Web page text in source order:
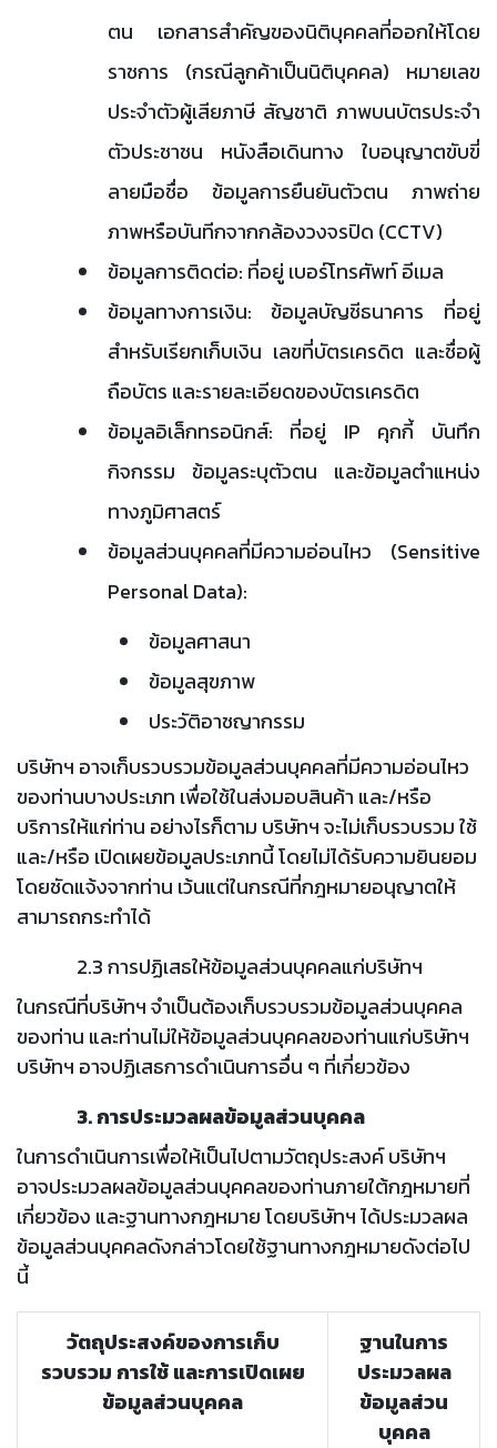
ตน เอกสารสำคัญของนิติบุคคลที่ออกให้โดย
ราชการ (กรณีลูกค้าเป็นนิติบุคคล) หมายเลข
ประจำตัวผู้เสียภาษี สัญชาติ ภาพบนบัตรประจำ
ตัวประชาชน หนังสือเดินทาง ใบอนุญาตขับขี่
ลายมือชื่อ ข้อมูลการยืนยันตัวตน ภาพถ่าย
ภาพหรือบันทีกจากกล้องวงจรปิด (CCTV)
ข้อมูลการติดต่อ: ที่อยู่ เบอร์โทรศัพท์ อีเมล
ข้อมูลทางการเงิน: ข้อมูลบัญชีธนาคาร ที่อยู่
สำหรับเรียกเก็บเงิน เลขที่บัตรเครดิต และชื่อผู้
ถือบัตร และรายละเอียดของบัตรเครดิต
ข้อมูลอิเล็กทรอนิกส์: ที่อยู่ IP คุกกี้ บันทึก
กิจกรรม ข้อมูลระบุตัวตน และข้อมูลตำแหน่ง
ทางภูมิศาสตร์
ข้อมูลส่วนบุคคลที่มีความอ่อนไหว (Sensitive
Personal Data):
ข้อมูลศาสนา
ข้อมูลสุขภาพ
ประวัติอาชญากรรม
บริษัทฯ อาจเก็บรวบรวมข้อมูลส่วนบุคคลที่มีความอ่อนไหว
ของท่านบางประเภท เพื่อใช้ในส่งมอบสินค้า และ/หรือ
บริการให้แก่ท่าน อย่างไรก็ตาม บริษัทฯ จะไม่เก็บรวบรวม ใช้
และ/หรือ เปิดเผยข้อมูลประเภทนี้ โดยไม่ได้รับความยินยอม
โดยชัดแจ้งจากท่าน เว้นแต่ในกรณีที่กฎหมายอนุญาตให้
สามารถกระทำได้
2.3 การปฏิเสธให้ข้อมูลส่วนบุคคลแก่บริษัทฯ
ในกรณีที่บริษัทฯ จำเป็นต้องเก็บรวบรวมข้อมูลส่วนบุคคล
ของท่าน และท่านไม่ให้ข้อมูลส่วนบุคคลของท่านแก่บริษัทฯ
บริษัทฯ อาจปฏิเสธการดำเนินการอื่น ๆ ที่เกี่ยวข้อง
3. การประมวลผลข้อมูลส่วนบุคคล
ในการดำเนินการเพื่อให้เป็นไปตามวัตถุประสงค์ บริษัทฯ
อาจประมวลผลข้อมูลส่วนบุคคลของท่านภายใต้กฎหมายที่
เกี่ยวข้อง และฐานทางกฎหมาย โดยบริษัทฯ ได้ประมวลผล
ข้อมูลส่วนบุคคลดังกล่าวโดยใช้ฐานทางกฎหมายดังต่อไป
นี้
วัตถุประสงค์ของการเก็บ
รวบรวม การใช้ และการเปิดเผย
ข้อมูลส่วนบุคคล
ฐานในการ
ประมวลผล
ข้อมูลส่วน
บุคคล